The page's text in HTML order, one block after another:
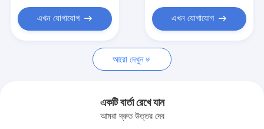
এখন যোগাযোগ এখন যোগাযোগ
আরো দেখুন
একটি বার্তা রেখে যান
আমরা দ্রুত উত্তর দেব